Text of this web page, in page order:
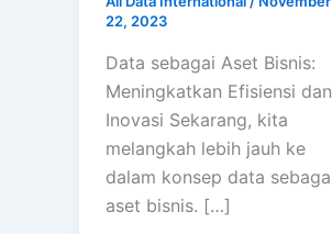
22, 2023
Data sebagai Aset Bisnis:
Meningkatkan Efisiensi dan
Inovasi Sekarang, kita
melangkah lebih jauh ke
dalam konsep data
aset bisnis. […]